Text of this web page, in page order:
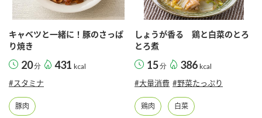
キャベツと一緒に！豚のさっぱ
り焼き
20分 431 kcal
#スタミナ
豚肉
しょうが香る 鶏と白菜のとろ
とろ煮
15分 386 kcal
#大量消費 #野菜たっぷり
鶏肉 白菜